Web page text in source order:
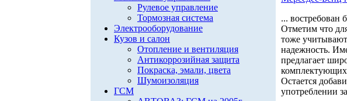
Рулевое управление
Тормозная система
Электрооборудование
Кузов и салон
Отопление и вентиляция
Антикоррозийная защита
Покраска, эмали, цвета
Шумоизоляция
ГСМ
... востребован
Отметим что
тоже
надежность.
предлагает
Остается
употреблении